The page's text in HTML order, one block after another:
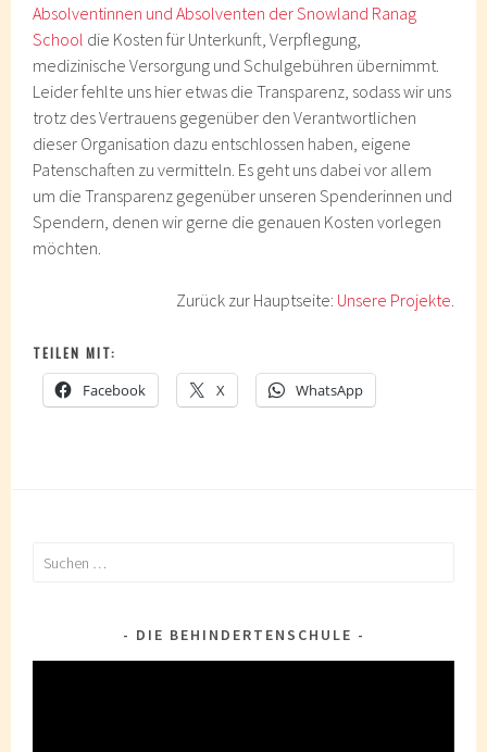
Absolventinnen und Absolventen der Snowland Ranag
School die Kosten für Unterkunft, Verpflegung,
medizinische Versorgung und Schulgebühren übernimmt.
Leider fehlte uns hier etwas die Transparenz, sodass wir uns
trotz des Vertrauens gegenüber den Verantwortlichen
dieser Organisation dazu entschlossen haben, eigene
Patenschaften zu vermitteln. Es geht uns dabei vor allem
um die Transparenz gegenüber unseren Spenderinnen und
Spendern, denen wir gerne die genauen Kosten vorlegen
möchten.
Zurück zur Hauptseite: Unsere Projekte.
TEILEN MIT:
Facebook X WhatsApp
Suchen
DIE BEHINDERTENSCHULE